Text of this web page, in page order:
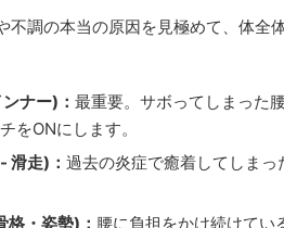
不調の本当の原因を見極めて、体
ナー)： 最重要。サボってしまった
をONにします。
滑走)： 過去の炎症で癒着してしま
格・姿勢)： 腰に負担をかけ続けてい